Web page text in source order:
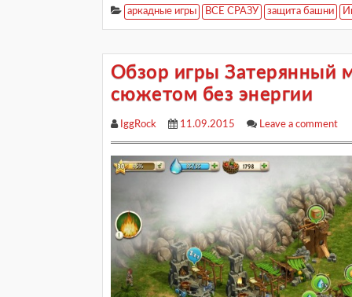
аркадные игры ВСЕ СРАЗУ защита башни
Обзор игры Затерянный
сюжетом без энергии
IggRock 11.09.2015 Leave a comment